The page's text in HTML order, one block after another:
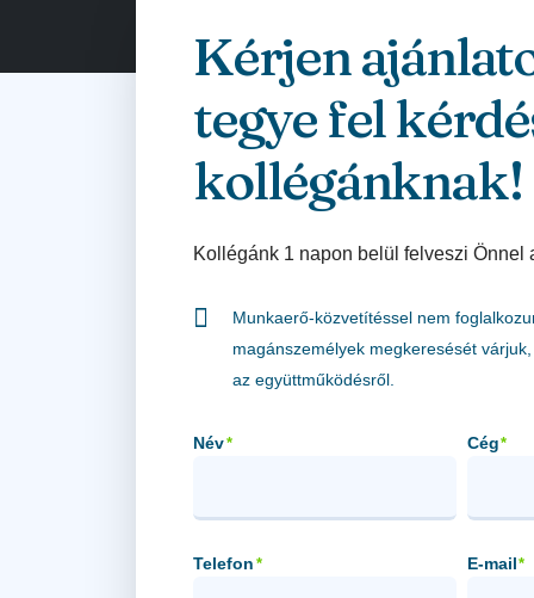
Kérjen
tegye fel
kollégánknak!
Kollégánk 1 napon belül felveszi Önnel
Munkaerő-közvetítéssel nem
magánszemélyek megkeresését
az együttműködésről.
Név* Cég*
Telefon * E-mail*